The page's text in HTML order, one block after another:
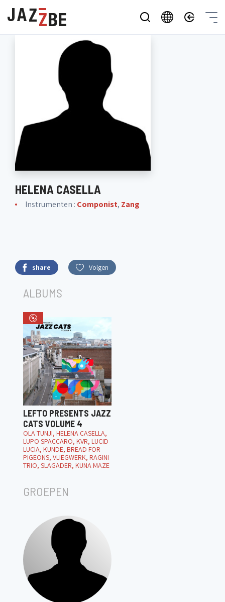
HELENA CASELLA
Instrumenten : Componist, Zang
share Volgen
ALBUMS
LEFTO PRESENTS JAZZ
CATS VOLUME 4
OLA TUNJI, HELENA CASELLA,
LUPO SPACCARO, KVR, LUCID
LUCIA, KUNDE, BREAD FOR
PIGEONS, VLIEGWERK, RAGINI
TRIO, SLAGADER, KUNA MAZE
GROEPEN